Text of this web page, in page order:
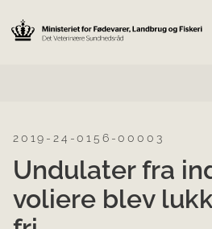
2019-24-0156-00003
Undulater fra
voliere blev